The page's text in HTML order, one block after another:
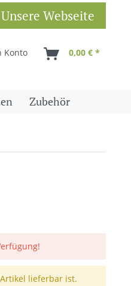
Unsere Webseite
Konto 0,00 € *
Zubehör
lieferbar ist.